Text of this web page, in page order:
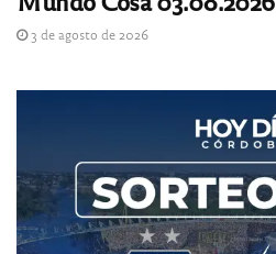
3 de agosto de 2026